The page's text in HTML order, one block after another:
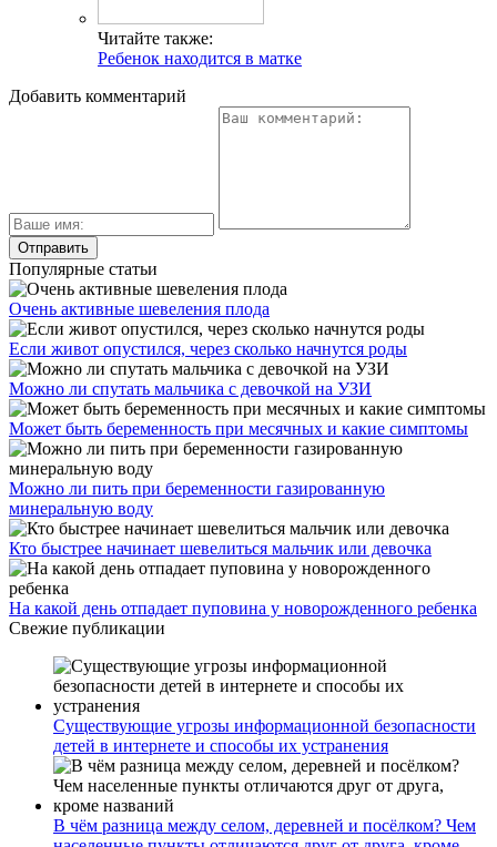
Читайте также:
Ребенок находится в матке
Добавить комментарий
Популярные статьи
Очень активные шевеления плода
Если живот опустился, через сколько начнутся роды
Можно ли спутать мальчика с девочкой на УЗИ
Может быть беременность при месячных и какие симптомы
Можно ли пить при беременности газированную
минеральную воду
Кто быстрее начинает шевелиться мальчик или девочка
На какой день отпадает пуповина у новорожденного ребенка
Свежие публикации
Существующие угрозы информационной безопасности
детей в интернете и способы их устранения
В чём разница между селом, деревней и посёлком? Чем